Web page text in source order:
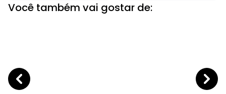
Você também vai gostar de: